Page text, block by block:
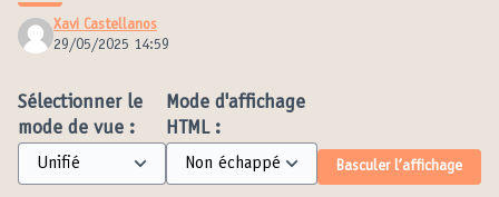
Xavi Castellanos
29/05/2025 14:59
Sélectionner le
mode de vue :
Mode d'affichage
HTML :
Basculer l’affichage